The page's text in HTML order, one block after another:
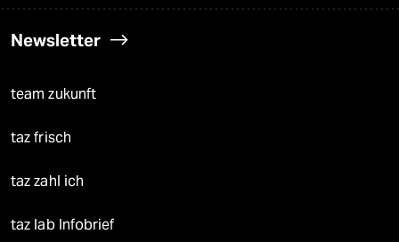
Newsletter
team zukunft
taz frisch
taz zahl ich
taz lab Infobrief